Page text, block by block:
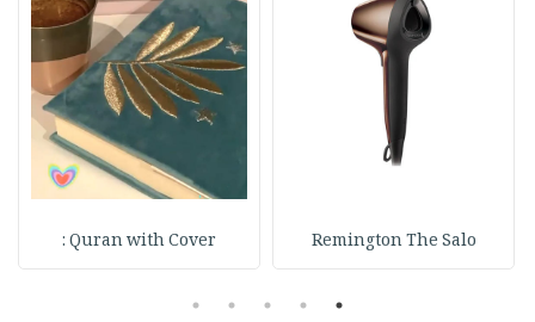
Remington The Salo
Quran with Cover :
1
2
3
4
5